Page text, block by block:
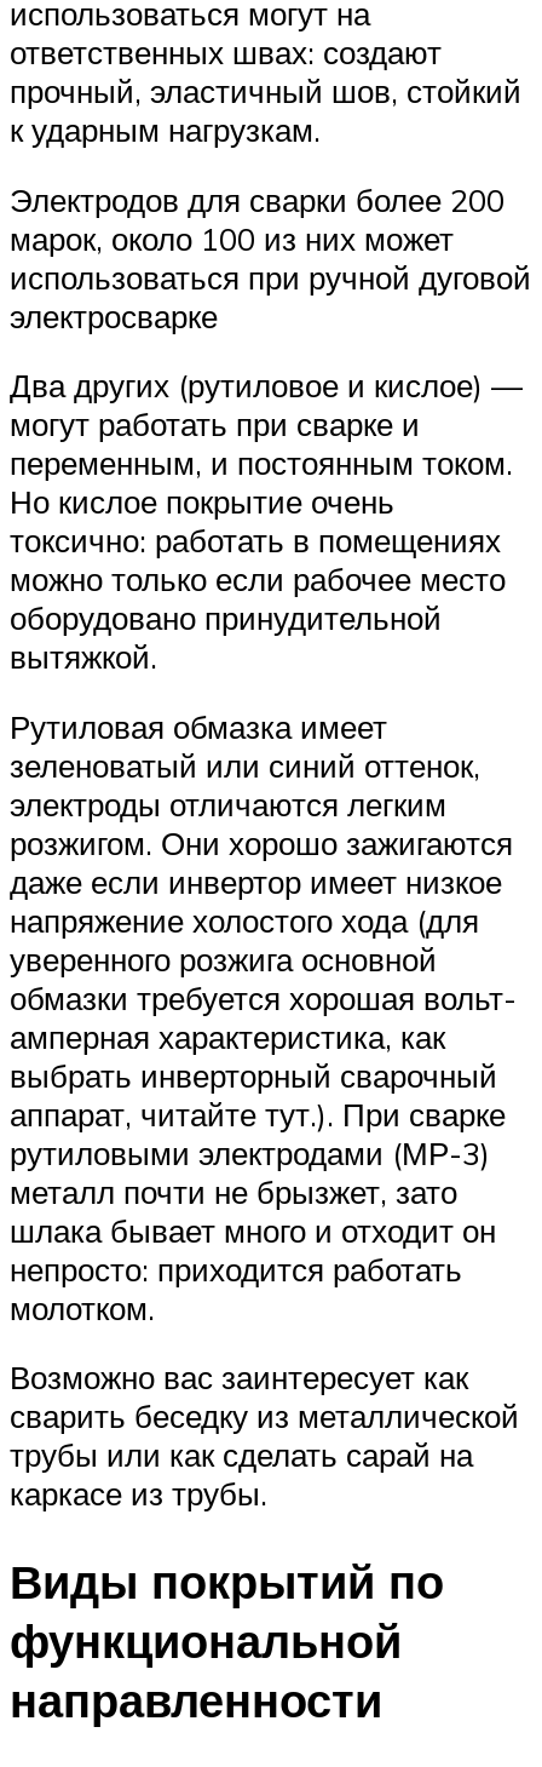
использоваться могут на
ответственных швах: создают
прочный, эластичный шов, стойкий
к ударным нагрузкам.
Электродов для сварки более 200
марок, около 100 из них может
использоваться при ручной дуговой
электросварке
Два других (рутиловое и кислое) —
могут работать при сварке и
переменным, и постоянным током.
Но кислое покрытие очень
токсично: работать в помещениях
можно только если рабочее место
оборудовано принудительной
вытяжкой.
Рутиловая обмазка имеет
зеленоватый или синий оттенок,
электроды отличаются легким
розжигом. Они хорошо зажигаются
даже если инвертор имеет низкое
напряжение холостого хода (для
уверенного розжига основной
обмазки требуется хорошая вольт-
амперная характеристика, как
выбрать инверторный сварочный
аппарат, читайте тут.). При сварке
рутиловыми электродами (МР-3)
металл почти не брызжет, зато
шлака бывает много и отходит он
непросто: приходится работать
молотком.
Возможно вас заинтересует как
сварить беседку из металлической
трубы или как сделать сарай на
каркасе из трубы.
Виды покрытий по
функциональной
направленности